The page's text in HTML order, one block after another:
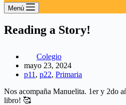
Menú
Reading a Story!
Colegio
mayo 23, 2024
p11 , p22, Primaria
Nos acompaña Manuelita. 1er y 2do
libro! 🥰